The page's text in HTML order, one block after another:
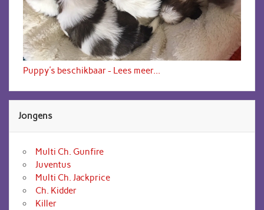
Puppy's beschikbaar - Lees meer...
Jongens
Multi Ch. Gunfire
Juventus
Multi Ch. Jackprice
Ch. Kidder
Killer